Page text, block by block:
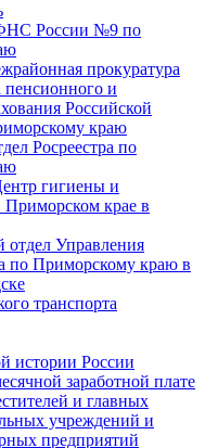
России №9 по
прокуратура
и
Российской
краю
Росреестра по
гигиены и
крае в
отдел Управления
по Приморскому краю в
транспорта
истории России
заработной плате
и главных
учреждений и
предприятий